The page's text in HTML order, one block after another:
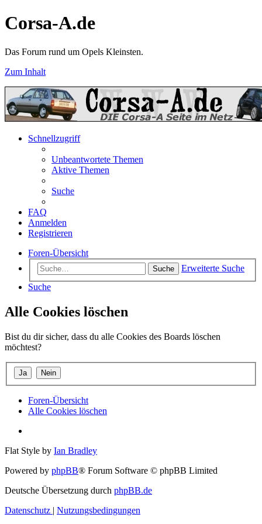
Corsa-A.de
Das Forum rund um Opels Kleinsten.
Zum Inhalt
Schnellzugriff
Unbeantwortete Themen
Aktive Themen
Suche
FAQ
Anmelden
Registrieren
Foren-Übersicht
Suche
Erweiterte Suche
Suche
Alle Cookies löschen
Bist du dir sicher, dass du alle Cookies des Boards löschen
möchtest?
Foren-Übersicht
Alle Cookies löschen
Flat Style by Ian Bradley
Powered by phpBB® Forum Software © phpBB Limited
Deutsche Übersetzung durch phpBB.de
Datenschutz | Nutzungsbedingungen